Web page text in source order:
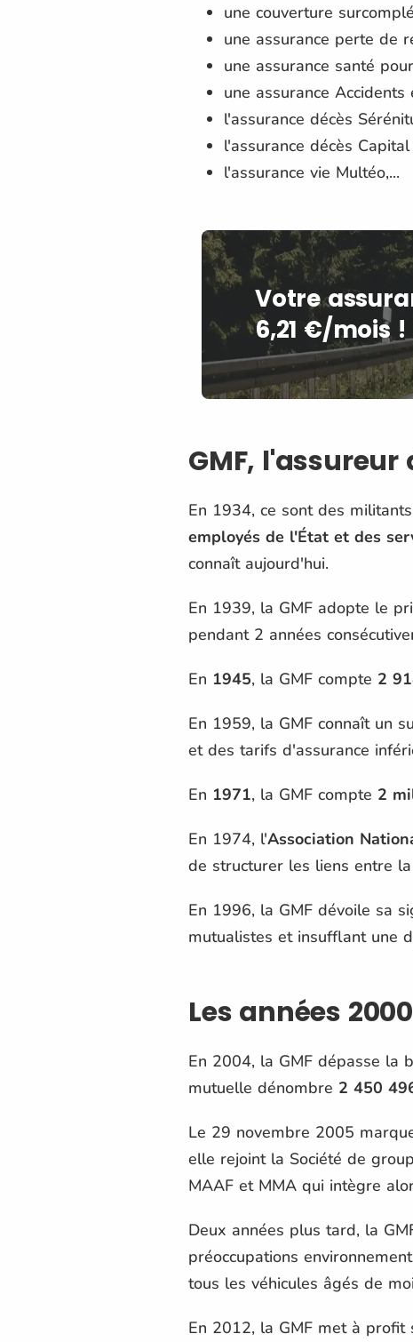
une couverture
une assurance perte de
une assurance santé
une assurance Accidents
l'assurance décès
l'assurance décès
l'assurance vie Multéo,...
Votre
6,21 €/mois !
GMF,
En 1934, ce sont des
employés de l'État et des
connaît aujourd'hui.
En 1939, la GMF adopte le
pendant 2 années
En 1945, la GMF compte 2
En 1959, la GMF connaît un
et des tarifs d'assurance
En 1971, la GMF compte 2
En 1974, l'Association
de structurer les liens entre
En 1996, la GMF dévoile sa
mutualistes et insufflant une
Les années
En 2004, la GMF dépasse la
mutuelle dénombre 2 450
Le 29 novembre 2005
elle rejoint la Société de
MAAF et MMA qui intègre
Deux années plus tard, la
préoccupations
tous les véhicules âgés de
En 2012, la GMF met à profit